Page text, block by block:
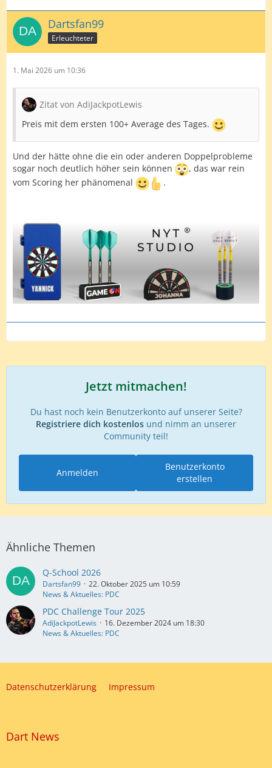
Dartsfan99
Erleuchteter
1. Mai 2026 um 10:36
Zitat von AdiJackpotLewis
Preis mit dem ersten 100+ Average des Tages.
Und der hätte ohne die ein oder anderen Doppelprobleme
sogar noch deutlich höher sein können
, das war rein
vom Scoring her phänomenal
.
Jetzt mitmachen!
Du hast noch kein Benutzerkonto auf unserer Seite?
Registriere dich kostenlos und nimm an unserer
Community teil!
Benutzerkonto
erstellen
Anmelden
Ähnliche Themen
Q-School 2026
Dartsfan99
22. Oktober 2025 um 10:59
News & Aktuelles: PDC
PDC Challenge Tour 2025
AdiJackpotLewis
16. Dezember 2024 um 18:30
News & Aktuelles: PDC
Datenschutzerklärung Impressum
Dart News